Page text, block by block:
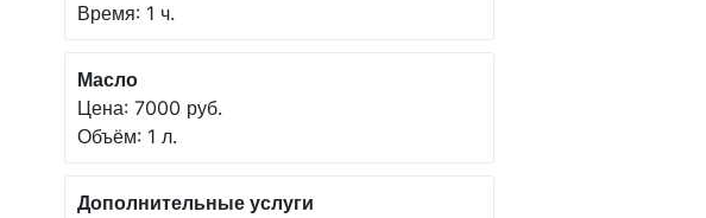
Время: 1 ч.
Масло
Цена: 7000 руб.
Объём: 1 л.
Дополнительные услуги